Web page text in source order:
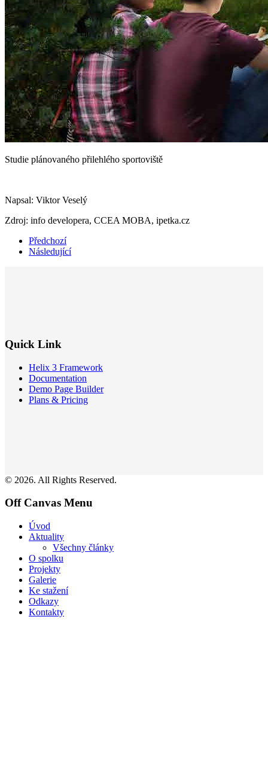
Studie plánovaného přilehlého sportoviště
Napsal: Viktor Veselý
Zdroj: info developera, CCEA MOBA, ipetka.cz
Předchozí
Následující
Quick Link
Helix 3 Framework
Documentation
Demo Page Builder
Plans & Pricing
© 2026. All Rights Reserved.
Off Canvas Menu
Úvod
Aktuality
Všechny články
O spolku
Projekty
Galerie
Ke stažení
Odkazy
Kontakty